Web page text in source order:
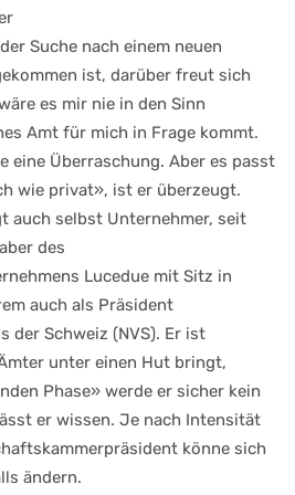
Suche nach einem neuen
ist, darüber freut sich
es mir nie in den Sinn
Amt für mich in Frage kommt.
eine Überraschung. Aber es passt
wie privat», ist er überzeugt.
auch selbst Unternehmer, seit
des
Lucedue mit Sitz in
auch als Präsident
der Schweiz (NVS). Er ist
unter einen Hut bringt,
Phase» werde er sicher kein
er wissen. Je nach Intensität
könne sich
ändern.